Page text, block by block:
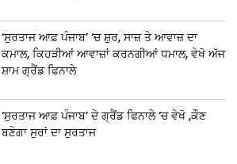
‘ਸੁਰਤਾਜ ਆਫ਼ ਪੰਜਾਬ’ ‘ਚ ਸ਼ੁਰ, ਸਾਜ਼ ਤੇ ਆਵਾਜ਼ ਦਾ
ਕਮਾਲ, ਕਿਹੜੀਆਂ ਆਵਾਜ਼ਾਂ ਕਰਨਗੀਆਂ ਧਮਾਲ, ਵੇਖੋ ਅੱਜ
ਸ਼ਾਮ ਗ੍ਰੈਂਡ ਫਿਨਾਲੇ
‘ਸੁਰਤਾਜ ਆਫ਼ ਪੰਜਾਬ’ ਦੇ ਗ੍ਰੈਂਡ ਫਿਨਾਲੇ ‘ਚ ਵੇਖੋ ,ਕੌਣ
ਬਣੇਗਾ ਸੁਰਾਂ ਦਾ ਸੁਰਤਾਜ